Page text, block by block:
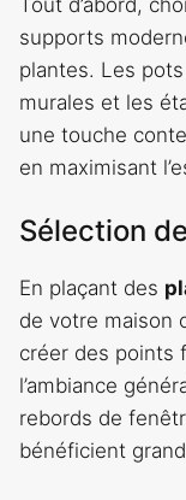
supports
plantes. Les
murales et les
une touche
en maximisant
Sélection
En plaçant des
de votre maison
créer des points
l’ambiance
rebords de
bénéficient